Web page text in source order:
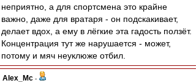
неприятно, а для спортсмена это крайне
важно, даже для вратаря - он подскакивает,
делает вдох, а ему в лёгкие эта гадость ползёт.
Концентрация тут же нарушается - может,
потому и мяч неуклюже отбил.
Alex_Mc -